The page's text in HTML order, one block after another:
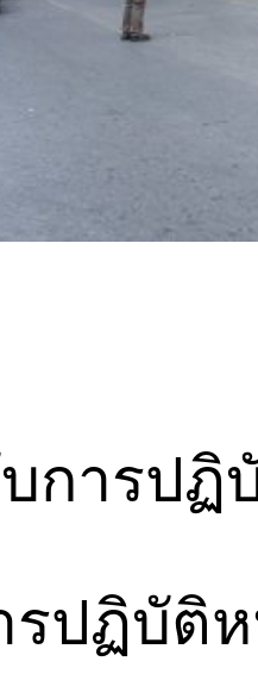
การป
รปฏิบัติ